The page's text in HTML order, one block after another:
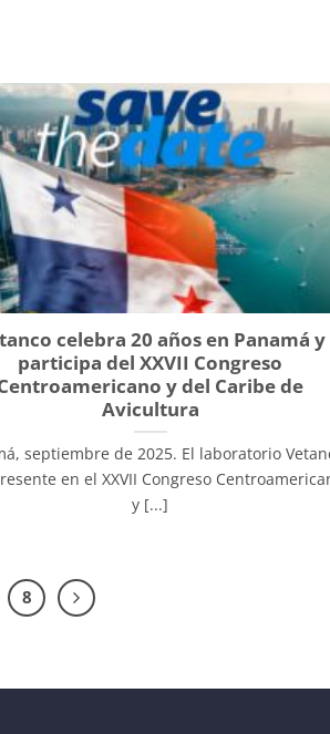
celebra 20 años en Panamá y
participa del XXVII Congreso
y del Caribe de
Avicultura
septiembre de 2025. El laboratorio
en el XXVII Congreso
y [...]
8